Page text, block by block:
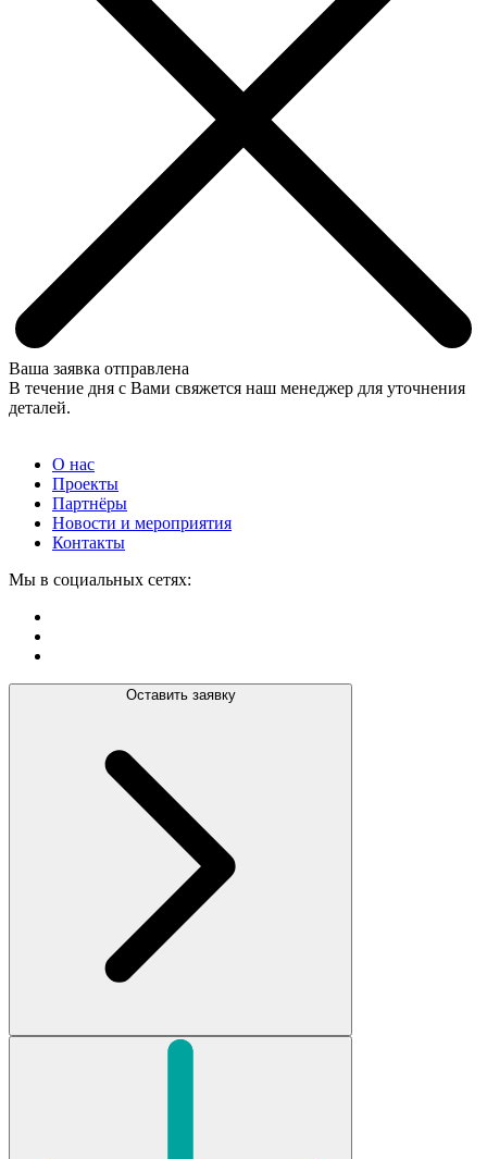
Ваша заявка отправлена
В течение дня с Вами свяжется наш менеджер для уточнения
деталей.
О нас
Проекты
Партнёры
Новости и мероприятия
Контакты
Мы в социальных сетях:
Оставить заявку